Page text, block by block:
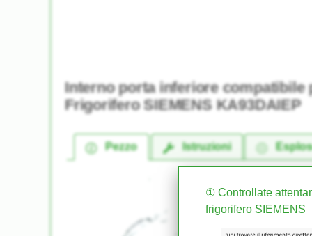
Interno porta inferiore compatibile
Frigorifero SIEMENS KA93DAIEP
Pezzo Istruzioni
① Controllate
frigorifero SIEMENS